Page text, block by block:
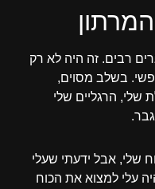
רבים. זה היה לא רק
בשלב מסוים,
שלי, הרגליים שלי
שלי, אבל ידעתי שעלי
עלי למצוא את הכוח